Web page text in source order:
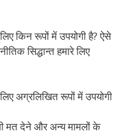
किन रूपों में उपयोगी है? ऐसे
सिद्धान्त हमारे लिए
अग्रलिखित रूपों में उपयोगी
मत देने और अन्य मामलों के